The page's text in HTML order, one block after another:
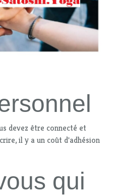
devez être connecté et
il y a un coût d'adhésion
qui